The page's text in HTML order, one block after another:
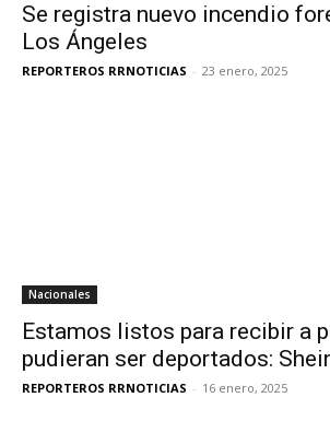
Se registra nuevo incendio
Los Ángeles
REPORTEROS RRNOTICIAS - 23 enero, 2025
Nacionales
Estamos listos para recibir a
pudieran ser deportados:
REPORTEROS RRNOTICIAS - 16 enero, 2025